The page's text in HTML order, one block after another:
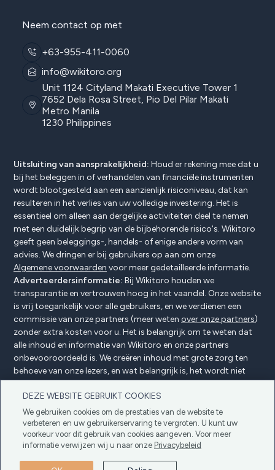
DEZE WEBSITE GEBRUIKT COOKIES
We gebruiken cookies om de prestaties van de website te
verbeteren en uw gebruikerservaring te vergroten. U kunt uw
voorkeur voor dit gebruik van cookies aangeven. Voor meer
informatie verwijzen wij u naar onze Privacybeleid
Neem contact op met
+63-955-411-0060
info@wikitoro.org
Unit 1124 Cityland Makati Executive Tower 1
7652 Dela Rosa Street, Pio Del Pilar Makati
Metro Manila
1230 Philippines
Uitsluiting van aansprakelijkheid: Houd er rekening mee dat u
bij het beleggen in of verhandelen van financiële instrumenten
wordt blootgesteld aan een aanzienlijk risiconiveau, dat kan
resulteren in het verlies van uw volledige investering. Het is
essentieel om alleen aan dergelijke activiteiten deel te nemen
met een duidelijk begrip van de bijbehorende risico's. Wikitoro
geeft geen beleggings-, handels- of enige andere vorm van
advies. We dringen er bij gebruikers op aan om onze
Algemene voorwaarden voor meer gedetailleerde informatie.
Adverteerdersinformatie: Bij Wikitoro houden we
transparantie en vertrouwen hoog in het vaandel. Onze website
is vrij toegankelijk voor alle gebruikers, en we verdienen een
commissie van onze partners (meer weten over onze partners)
zonder extra kosten voor u. Het is belangrijk om te weten dat
alle inhoud en informatie van Wikitoro en onze partners
onbevooroordeeld is. We creëren inhoud met grote zorg ten
behoeve van onze lezers, en wat belangrijk is, het wordt niet
beïnvloed door enige compensatieovereenkomsten met onze
partners.
Adverteerders OpenbaarmakingPrivacybeleid